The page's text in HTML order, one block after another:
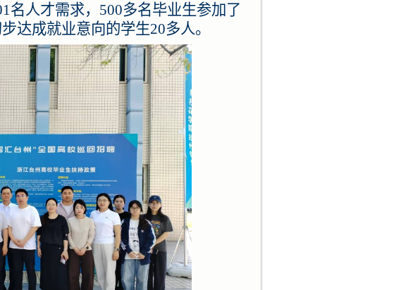
名人才需求，500多名毕业生参加了
达成就业意向的学生20多人。